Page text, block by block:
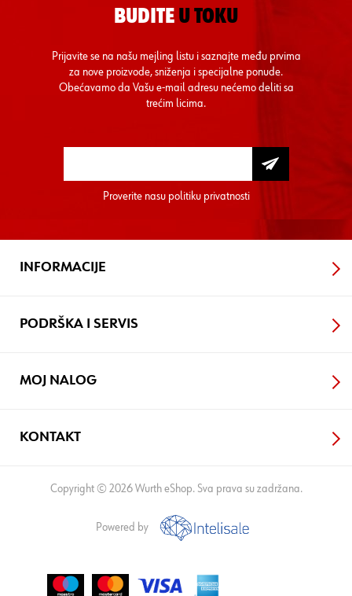
BUDITE U TOKU
Prijavite se na našu mejling listu i saznajte među prvima
za nove proizvode, sniženja i specijalne ponude.
Obećavamo da Vašu e-mail adresu nećemo deliti sa
trećim licima.
Proverite nasu politiku privatnosti
INFORMACIJE
PODRŠKA I SERVIS
MOJ NALOG
KONTAKT
Copyright © 2026 Wurth eShop. Sva prava su zadržana.
Powered by